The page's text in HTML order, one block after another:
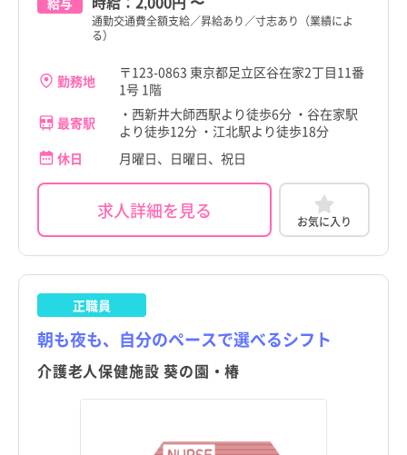
埼玉県
神奈川県
新潟県
富山県
石川県
福井県
山梨県
長野県
岐阜県
板橋区
江戸川区
八王子市
立川市
武蔵野市
三鷹市
青梅市
府中市
足立区すべて
京成関屋駅
堀切駅
牛田駅
小菅駅
五反野駅
梅島駅
西新井駅
大師前駅
職種・資格すべて
施設形態すべて
病院
勤務形態 すべて
こだわりすべて
4週8休以上
土日祝休み
年間休日120日以上
通勤交通費全額支給／昇給あり／寸志あり（業績によ
る）
勤務地
〒123-0863 東京都足立区谷在家2丁目11番
1号 1階
最寄駅
・西新井大師西駅より徒歩6分 ・谷在家駅
より徒歩12分 ・江北駅より徒歩18分
休日
月曜日、日曜日、祝日
求人詳細を見る お気に入り
正職員
朝も夜も、自分のペースで選べるシフト
介護老人保健施設 葵の園・椿
埼玉県
神奈川県
新潟県
富山県
石川県
福井県
山梨県
長野県
岐阜県
板橋区
江戸川区
八王子市
立川市
武蔵野市
三鷹市
青梅市
府中市
足立区すべて
京成関屋駅
堀切駅
牛田駅
小菅駅
五反野駅
梅島駅
西新井駅
大師前駅
職種・資格すべて
施設形態すべて
病院
勤務形態 すべて
こだわりすべて
4週8休以上
土日祝休み
年間休日120日以上